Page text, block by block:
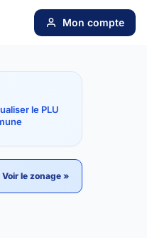
Mon compte
le PLU
Voir le zonage »